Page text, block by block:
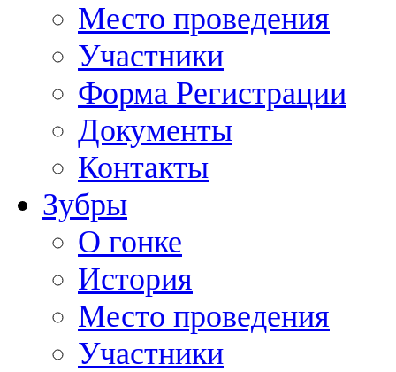
Место проведения
Участники
Форма Регистрации
Документы
Контакты
Зубры
О гонке
История
Место проведения
Участники